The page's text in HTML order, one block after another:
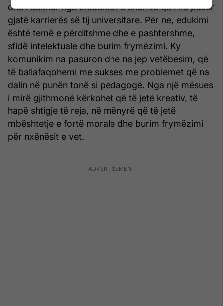
dhe i dashur nga studentët e shumtë që i ka pasur
gjatë karrierës së tij universitare. Për ne, edukimi
është temë e përditshme dhe e pashtershme,
sfidë intelektuale dhe burim frymëzimi. Ky
komunikim na pasuron dhe na jep vetëbesim, që
të ballafaqohemi me sukses me problemet që na
dalin në punën tonë si pedagogë. Nga një mësues
i mirë gjithmonë kërkohet që të jetë kreativ, të
hapë shtigje të reja, në mënyrë që të jetë
mbështetje e fortë morale dhe burim frymëzimi
për nxënësit e vet.